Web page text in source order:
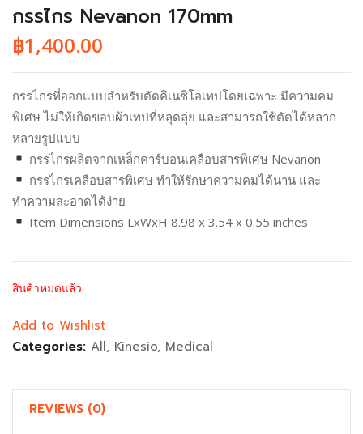
กรรไกร Nevanon 170mm
฿1,400.00
กรรไกรที่ออกแบบสำหรับตัดคิเนซิโอเทปโดยเฉพาะ มีความคม
พิเศษ ไม่ให้เกิดขอบผ้าเทปที่หลุดลุ่ย และสามารถใช้ตัดได้หลาก
หลายรูปแบบ
กรรไกรผลิตจากเหล็กคาร์บอนเคลือบสารพิเศษ Nevanon
กรรไกรเคลือบสารพิเศษ ทำให้รักษาความคมได้นาน และ
ทำความสะอาดได้ง่าย
Item Dimensions LxWxH 8.98 x 3.54 x 0.55 inches
สินค้าหมดแล้ว
Add to Wishlist
Categories: All, Kinesio, Medical
REVIEWS (0)